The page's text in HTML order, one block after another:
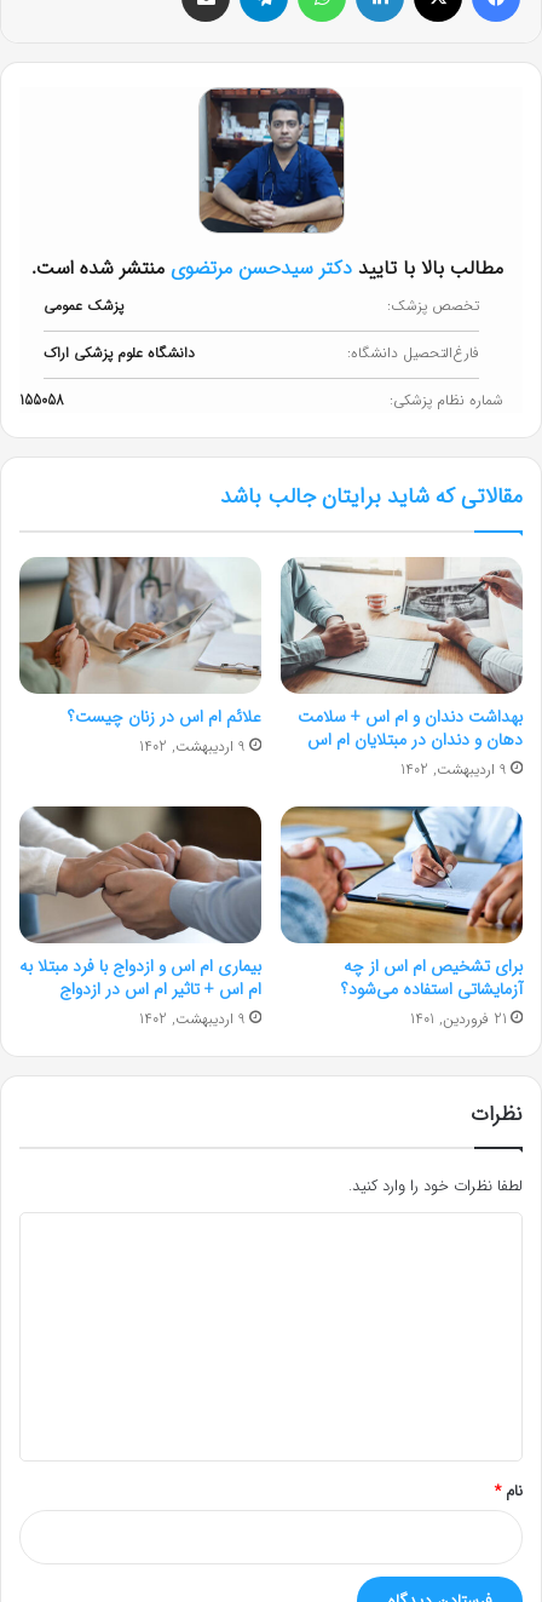
مطالب بالا با تایید دکتر سیدحسن مرتضوی منتشر شده است.
تخصص پزشک: پزشک عمومی
فارغ‌التحصیل دانشگاه: دانشگاه علوم پزشکی اراک
شماره نظام پزشکی: 155058
مقالاتی که شاید برایتان جالب باشد
بهداشت دندان و ام اس + سلامت
دهان و دندان در مبتلایان ام اس
9 اردیبهشت, 1402
علائم ام اس در زنان چیست؟
9 اردیبهشت, 1402
برای تشخیص ام اس از چه
آزمایشاتی استفاده می‌شود؟
21 فروردین, 1401
بیماری ام اس و ازدواج با فرد مبتلا به
ام اس + تاثیر ام اس در ازدواج
9 اردیبهشت, 1402
نظرات
لطفا نظرات خود را وارد کنید.
نام*